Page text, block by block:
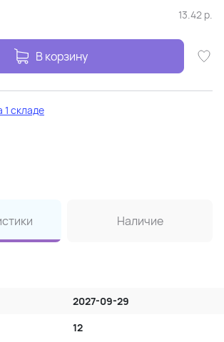
13.42 р.
В корзину
1 складе
Наличие
2027-09-29
12